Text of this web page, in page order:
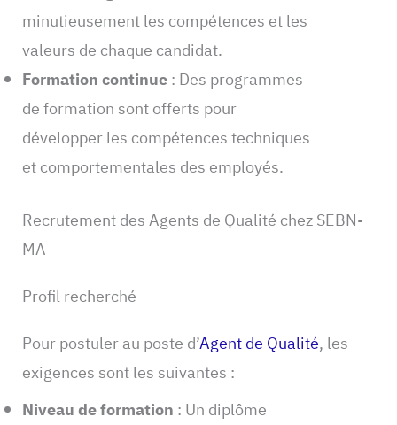
minutieusement les compétences et les
valeurs de chaque candidat.
Formation continue: Des programmes
de formation sont offerts pour
développer les compétences techniques
et comportementales des employés.
Recrutement des Agents de Qualité chez SEBN-
MA
Profil recherché
Pour postuler au poste d’Agent de Qualité, les
exigences sont les suivantes :
Niveau de formation : Un diplôme